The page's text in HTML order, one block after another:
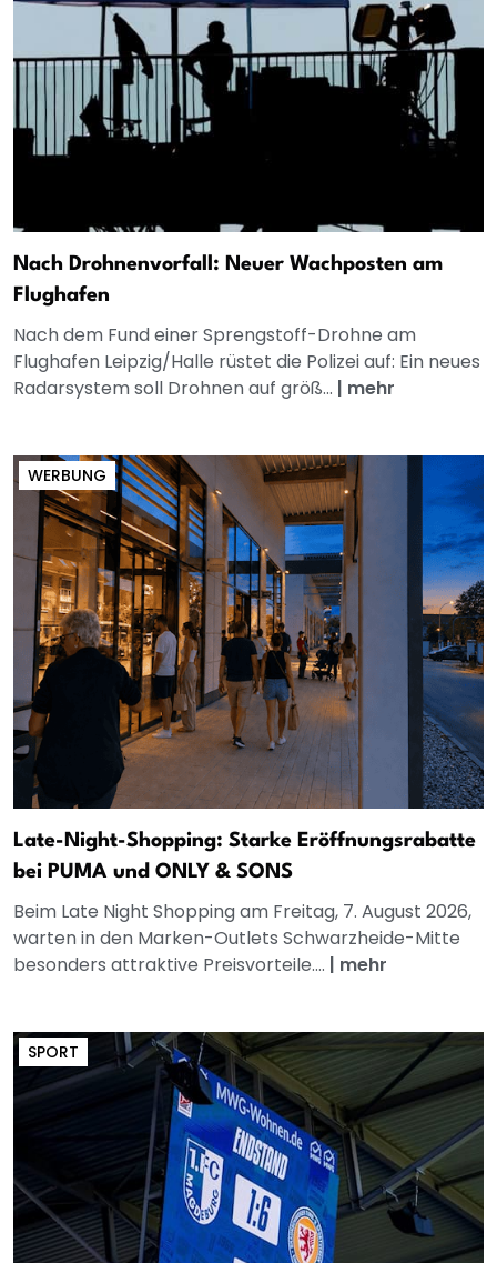
Nach Drohnenvorfall: Neuer Wachposten am
Flughafen
Nach dem Fund einer Sprengstoff-Drohne am
Flughafen Leipzig/Halle rüstet die Polizei auf: Ein neues
Radarsystem soll Drohnen auf größ... | mehr
WERBUNG
Late-Night-Shopping: Starke Eröffnungsrabatte
bei PUMA und ONLY & SONS
Beim Late Night Shopping am Freitag, 7. August 2026,
warten in den Marken-Outlets Schwarzheide-Mitte
besonders attraktive Preisvorteile.... | mehr
SPORT